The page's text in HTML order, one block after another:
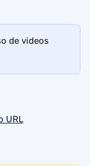
de videos